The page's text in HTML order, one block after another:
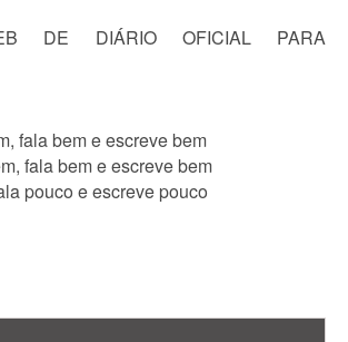
DE DIÁRIO OFICIAL PARA
fala bem e escreve bem
fala bem e escreve bem
pouco e escreve pouco